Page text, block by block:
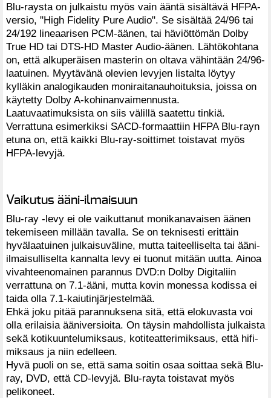
Blu-raysta on julkaistu myös vain ääntä sisältävä HFPA-
versio, "High Fidelity Pure Audio". Se sisältää 24/96 tai
24/192 lineaarisen PCM-äänen, tai häviöttömän Dolby
True HD tai DTS-HD Master Audio-äänen. Lähtökohtana
on, että alkuperäisen masterin on oltava vähintään 24/96-
laatuinen. Myytävänä olevien levyjen listalta löytyy
kylläkin analogikauden moniraitanauhoituksia, joissa on
käytetty Dolby A-kohinanvaimennusta.
Laatuvaatimuksista on siis välillä saatettu tinkiä.
Verrattuna esimerkiksi SACD-formaattiin HFPA Blu-rayn
etuna on, että kaikki Blu-ray-soittimet toistavat myös
HFPA-levyjä.
Vaikutus ääni-ilmaisuun
Blu-ray -levy ei ole vaikuttanut monikanavaisen äänen
tekemiseen millään tavalla. Se on teknisesti erittäin
hyvälaatuinen julkaisuväline, mutta taiteelliselta tai ääni-
ilmaisulliselta kannalta levy ei tuonut mitään uutta. Ainoa
vivahteenomainen parannus DVD:n Dolby Digitaliin
verrattuna on 7.1-ääni, mutta kovin monessa kodissa ei
taida olla 7.1-kaiutinjärjestelmää.
Ehkä joku pitää parannuksena sitä, että elokuvasta voi
olla erilaisia ääniversioita. On täysin mahdollista julkaista
sekä kotikuuntelumiksaus, kotiteatterimiksaus, että hifi-
miksaus ja niin edelleen.
Hyvä puoli on se, että sama soitin osaa soittaa sekä Blu-
ray, DVD, että CD-levyjä. Blu-rayta toistavat myös
pelikoneet.